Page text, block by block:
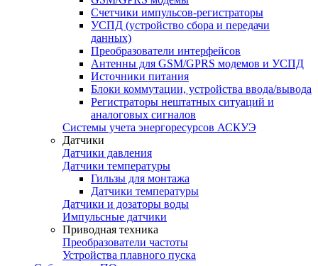
Счетчики импульсов-регистраторы
УСПД (устройство сбора и передачи
данных)
Преобразователи интерфейсов
Антенны для GSM/GPRS модемов и УСПД
Источники питания
Блоки коммутации, устройства ввода/вывода
Регистраторы нештатных ситуаций и
аналоговых сигналов
Системы учета энергоресурсов АСКУЭ
Датчики
Датчики давления
Датчики температуры
Гильзы для монтажа
Датчики температуры
Датчики и дозаторы воды
Импульсные датчики
Приводная техника
Преобразователи частоты
Устройства плавного пуска